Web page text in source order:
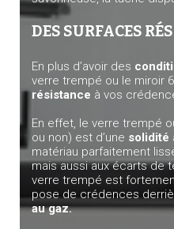
DES SURFACES
En plus d’avoir des
verre trempé ou le miroir
résistance à vos
En effet, le verre trempé
ou non) est d’une solidité
matériau parfaitement
mais aussi aux écarts de
verre trempé est
pose de crédences
au gaz.